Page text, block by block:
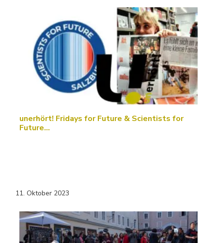
unerhört! Fridays for Future & Scientists for
Future…
11. Oktober 2023